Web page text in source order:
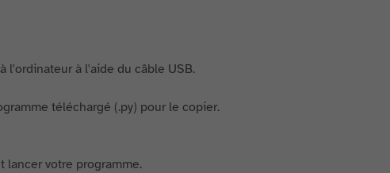
l'ordinateur à l'aide du câble USB.
téléchargé (.py) pour le copier.
lancer votre programme.